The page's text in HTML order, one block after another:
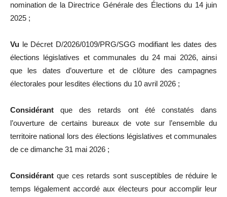
nomination de la Directrice Générale des Élections du 14 juin
2025 ;
Vu le Décret D/2026/0109/PRG/SGG modifiant les dates des
élections législatives et communales du 24 mai 2026, ainsi
que les dates d’ouverture et de clôture des campagnes
électorales pour lesdites élections du 10 avril 2026 ;
Considérant que des retards ont été constatés dans
l’ouverture de certains bureaux de vote sur l’ensemble du
territoire national lors des élections législatives et communales
de ce dimanche 31 mai 2026 ;
Considérant que ces retards sont susceptibles de réduire le
temps légalement accordé aux électeurs pour accomplir leur